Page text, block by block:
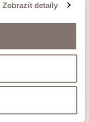
Zobrazit detaily